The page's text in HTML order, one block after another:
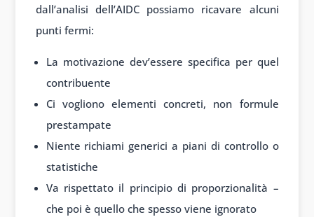
dall’analisi dell’AIDC possiamo ricavare alcuni
punti fermi:
La motivazione dev’essere specifica per quel
contribuente
Ci vogliono elementi concreti, non formule
prestampate
Niente richiami generici a piani di controllo o
statistiche
Va rispettato il principio di proporzionalità –
che poi è quello che spesso viene ignorato